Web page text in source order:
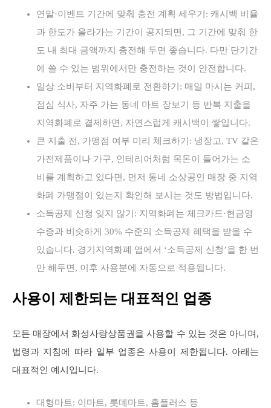
연말·이벤트 기간에 맞춰 충전 계획 세우기: 캐시백 비율
과 한도가 올라가는 기간이 공지되면, 그 기간에 맞춰 한
도 내 최대 금액까지 충전해 두면 좋습니다. 다만 단기간
에 쓸 수 있는 범위에서만 충전하는 것이 안전합니다.
일상 소비부터 지역화폐로 전환하기: 매일 마시는 커피,
점심 식사, 자주 가는 동네 마트 장보기 등 반복 지출을
지역화폐로 결제하면, 자연스럽게 캐시백이 쌓입니다.
큰 지출 전, 가맹점 여부 미리 체크하기: 냉장고, TV 같은
가전제품이나 가구, 인테리어처럼 목돈이 들어가는 소
비를 계획하고 있다면, 먼저 동네 소상공인 매장 중 지역
화폐 가맹점이 있는지 확인해 보시는 것도 방법입니다.
소득공제 신청 잊지 않기: 지역화폐는 체크카드·현금영
수증과 비슷하게 30% 수준의 소득공제 혜택을 받을 수
있습니다. 경기지역화폐 앱에서 ‘소득공제 신청’을 한 번
만 해두면, 이후 사용분에 자동으로 적용됩니다.
사용이 제한되는 대표적인 업종
모든 매장에서 화성사랑상품권을 사용할 수 있는 것은 아니며,
법령과 지침에 따라 일부 업종은 사용이 제한됩니다. 아래는
대표적인 예시입니다.
대형마트: 이마트, 롯데마트, 홈플러스 등